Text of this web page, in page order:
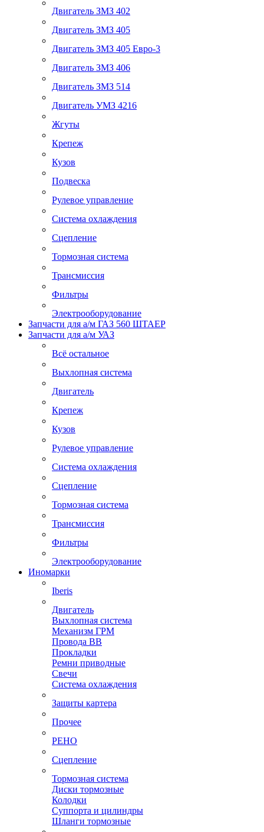
Двигатель ЗМЗ 402
Двигатель ЗМЗ 405
Двигатель ЗМЗ 405 Евро-3
Двигатель ЗМЗ 406
Двигатель ЗМЗ 514
Двигатель УМЗ 4216
Жгуты
Крепеж
Кузов
Подвеска
Рулевое управление
Система охлаждения
Сцепление
Тормозная система
Трансмиссия
Фильтры
Электрооборудование
Запчасти для а/м ГАЗ 560 ШТАЕР
Запчасти для а/м УАЗ
Всё остальное
Выхлопная система
Двигатель
Крепеж
Кузов
Рулевое управление
Система охлаждения
Сцепление
Тормозная система
Трансмиссия
Фильтры
Электрооборудование
Иномарки
Iberis
Двигатель
Выхлопная система
Механизм ГРМ
Провода ВВ
Прокладки
Ремни приводные
Свечи
Система охлаждения
Защиты картера
Прочее
РЕНО
Сцепление
Тормозная система
Диски тормозные
Колодки
Суппорта и цилиндры
Шланги тормозные